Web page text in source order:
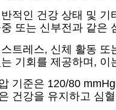
적인 건강 상태 및
또는 신부전과 같은
트레스, 신체 활동
기회를 제공하며,
기준은 120/80
건강을 유지하고 심